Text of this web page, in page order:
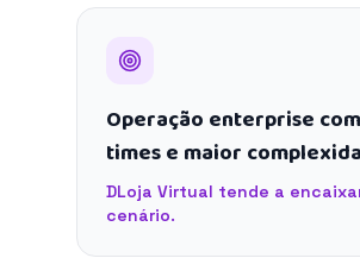
Operação enterprise
times e maior
DLoja Virtual tende a
cenário.